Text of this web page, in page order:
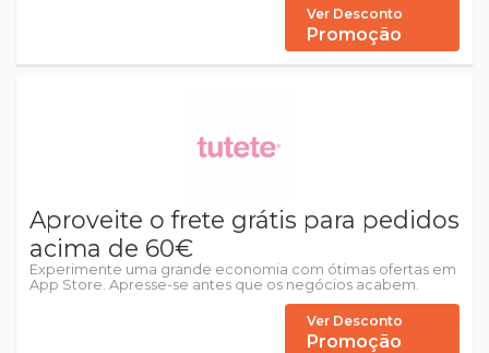
Ver Desconto
Promoção
Aproveite o frete grátis para pedidos
acima de 60€
Experimente uma grande economia com ótimas ofertas em
App Store. Apresse-se antes que os negócios acabem.
Ver Desconto
Promoção